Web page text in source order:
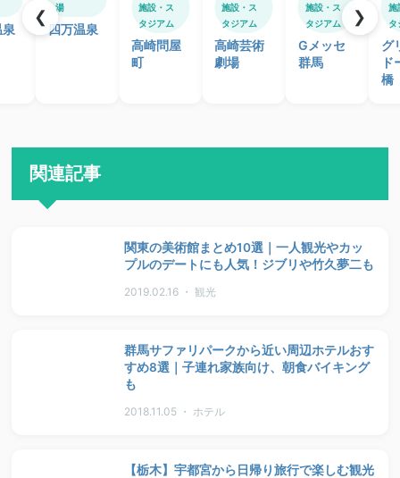
湯
四万温泉
施設・ス
タジアム
高崎問屋
町
施設・ス
タジアム
高崎芸術
劇場
施設・ス
タジアム
Gメッセ
群馬
施
タ
グ
ド
橋
❮ ❯
関連記事
関東の美術館まとめ10選｜一人観光やカッ
プルのデートにも人気！ジブリや竹久夢二も
2019.02.16 ・ 観光
群馬サファリパークから近い周辺ホテルおす
すめ8選｜子連れ家族向け、朝食バイキング
も
2018.11.05 ・ ホテル
【栃木】宇都宮から日帰り旅行で楽しむ観光